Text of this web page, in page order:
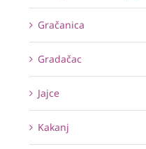
Gračanica
Gradačac
Jajce
Kakanj